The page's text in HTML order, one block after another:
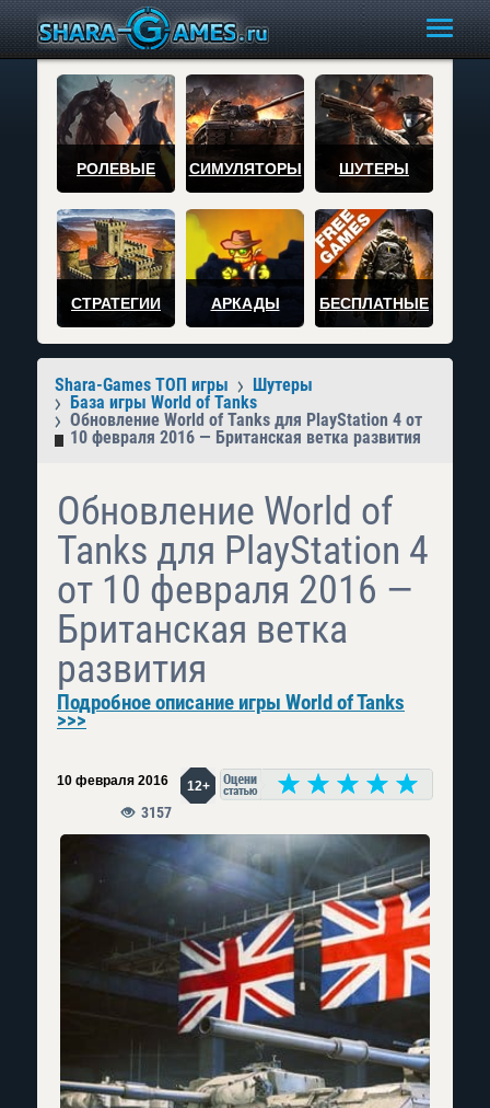
РОЛЕВЫЕ СИМУЛЯТОРЫ ШУТЕРЫ
СТРАТЕГИИ АРКАДЫ БЕСПЛАТНЫЕ
Shara-Games ТОП игры
Шутеры
База игры World of Tanks
Обновление World of Tanks для PlayStation 4 от
10 февраля 2016 — Британская ветка развития
Обновление World of
Tanks для PlayStation 4
от 10 февраля 2016 —
Британская ветка
развития
Подробное описание игры World of Tanks
>>>
10 февраля 2016 12+
3157